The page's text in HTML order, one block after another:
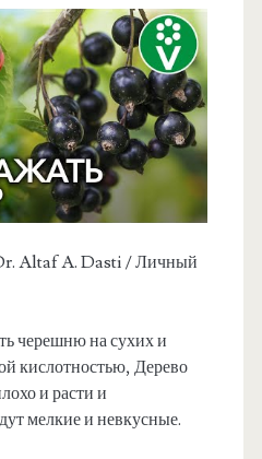
Altaf A. Dasti / Личный
черешню на сухих и
кислотностью, Дерево
и расти и
мелкие и невкусные.